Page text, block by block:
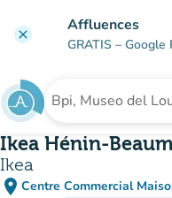
clear Affluences
GRATIS – Google
Buscar un
Ikea Hénin-
Ikea
place Centre Commercial